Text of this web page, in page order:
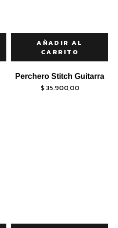
AÑADIR AL
CARRITO
Perchero Stitch Guitarra
$35.900,00